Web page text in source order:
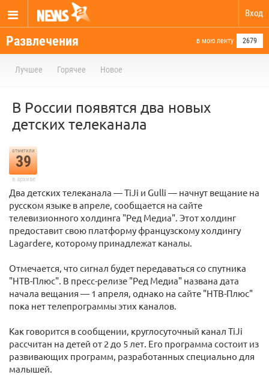
Вход
Развлечения в мою ленту 2679
Лучшее Горячее Новое
В России появятся два новых
детских телеканала
отметили
39
в архиве
Два детских телеканала — TiJi и Gulli — начнут вещание на
русском языке в апреле, сообщается на сайте
телевизионного холдинга "Ред Медиа". Этот холдинг
предоставит свою платформу французскому холдингу
Lagardеre, которому принадлежат каналы.
Отмечается, что сигнал будет передаваться со спутника
"НТВ-Плюс". В пресс-релизе "Ред Медиа" названа дата
начала вещания — 1 апреля, однако на сайте "НТВ-Плюс"
пока нет телепрограммы этих каналов.
Как говорится в сообщении, круглосуточный канал TiJi
рассчитан на детей от 2 до 5 лет. Его программа состоит из
развивающих программ, разработанных специально для
малышей.